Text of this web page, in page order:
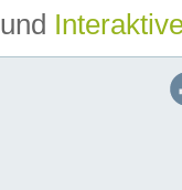
und